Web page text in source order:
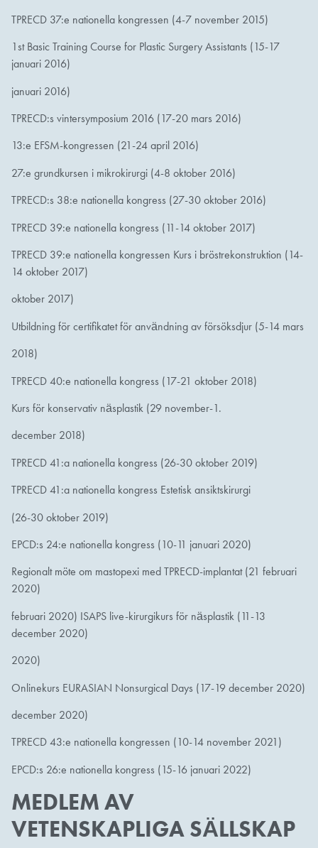
TPRECD 37:e nationella kongressen (4-7 november 2015)
1st Basic Training Course for Plastic Surgery Assistants (15-17
januari 2016)
januari 2016)
TPRECD:s vintersymposium 2016 (17-20 mars 2016)
13:e EFSM-kongressen (21-24 april 2016)
27:e grundkursen i mikrokirurgi (4-8 oktober 2016)
TPRECD:s 38:e nationella kongress (27-30 oktober 2016)
TPRECD 39:e nationella kongress (11-14 oktober 2017)
TPRECD 39:e nationella kongressen Kurs i bröstrekonstruktion (14-
14 oktober 2017)
oktober 2017)
Utbildning för certifikatet för användning av försöksdjur (5-14 mars
2018)
TPRECD 40:e nationella kongress (17-21 oktober 2018)
Kurs för konservativ näsplastik (29 november-1.
december 2018)
TPRECD 41:a nationella kongress (26-30 oktober 2019)
TPRECD 41:a nationella kongress Estetisk ansiktskirurgi
(26-30 oktober 2019)
EPCD:s 24:e nationella kongress (10-11 januari 2020)
Regionalt möte om mastopexi med TPRECD-implantat (21 februari
2020)
februari 2020) ISAPS live-kirurgikurs för näsplastik (11-13
december 2020)
2020)
Onlinekurs EURASIAN Nonsurgical Days (17-19 december 2020)
december 2020)
TPRECD 43:e nationella kongressen (10-14 november 2021)
EPCD:s 26:e nationella kongress (15-16 januari 2022)
MEDLEM AV
VETENSKAPLIGA SÄLLSKAP